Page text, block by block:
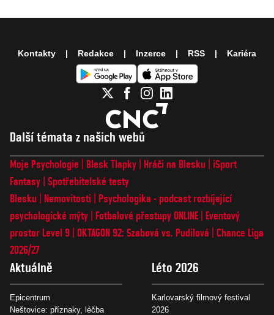
Další témata z našich webů
Moje Psychologie Blesk Tlapky Hráči na Blesku
iSport
Fantasy Spotřebitelské testy
Blesku
Nemovitosti
Psychologika - podcast rozbíjející
psychologické mýty
Fotbalové přestupy ONLINE
Eventový
prostor Level 9 OKTAGON 92: Szabová vs. Pudilová
Chance Liga
2026/27
Aktuálně
Epicentrum
Neštovice: příznaky, léčba
Léto 2026
Karlovarský filmový festival
2026
Kontakty Redakce Inzerce RSS Kariéra